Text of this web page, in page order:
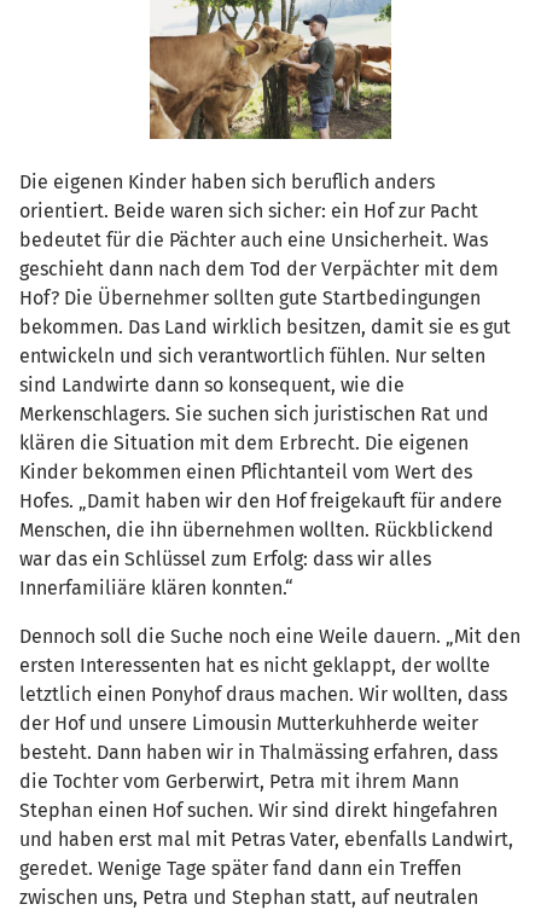
Die eigenen Kinder haben sich beruflich anders
orientiert. Beide waren sich sicher: ein Hof zur Pacht
bedeutet für die Pächter auch eine Unsicherheit. Was
geschieht dann nach dem Tod der Verpächter mit dem
Hof? Die Übernehmer sollten gute Startbedingungen
bekommen. Das Land wirklich besitzen, damit sie es gut
entwickeln und sich verantwortlich fühlen. Nur selten
sind Landwirte dann so konsequent, wie die
Merkenschlagers. Sie suchen sich juristischen Rat und
klären die Situation mit dem Erbrecht. Die eigenen
Kinder bekommen einen Pflichtanteil vom Wert des
Hofes. „Damit haben wir den Hof freigekauft für andere
Menschen, die ihn übernehmen wollten. Rückblickend
war das ein Schlüssel zum Erfolg: dass wir alles
Innerfamiliäre klären konnten.“
Dennoch soll die Suche noch eine Weile dauern. „Mit den
ersten Interessenten hat es nicht geklappt, der wollte
letztlich einen Ponyhof draus machen. Wir wollten, dass
der Hof und unsere Limousin Mutterkuhherde weiter
besteht. Dann haben wir in Thalmässing erfahren, dass
die Tochter vom Gerberwirt, Petra mit ihrem Mann
Stephan einen Hof suchen. Wir sind direkt hingefahren
und haben erst mal mit Petras Vater, ebenfalls Landwirt,
geredet. Wenige Tage später fand dann ein Treffen
zwischen uns, Petra und Stephan statt, auf neutralen